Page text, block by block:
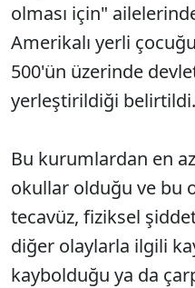
olması için"
Amerikalı yerli
500'ün üzerinde
yerleştirildiği belirtildi.
Bu kurumlardan en
okullar olduğu ve bu
tecavüz, fiziksel
diğer olaylarla ilgili
kaybolduğu ya da